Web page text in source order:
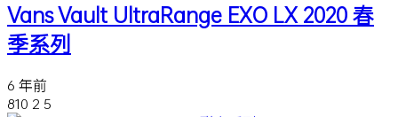
Vans Vault UltraRange EXO LX 2020 春
季系列
6 年前
810 2 5